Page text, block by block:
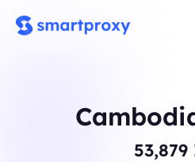
53,879